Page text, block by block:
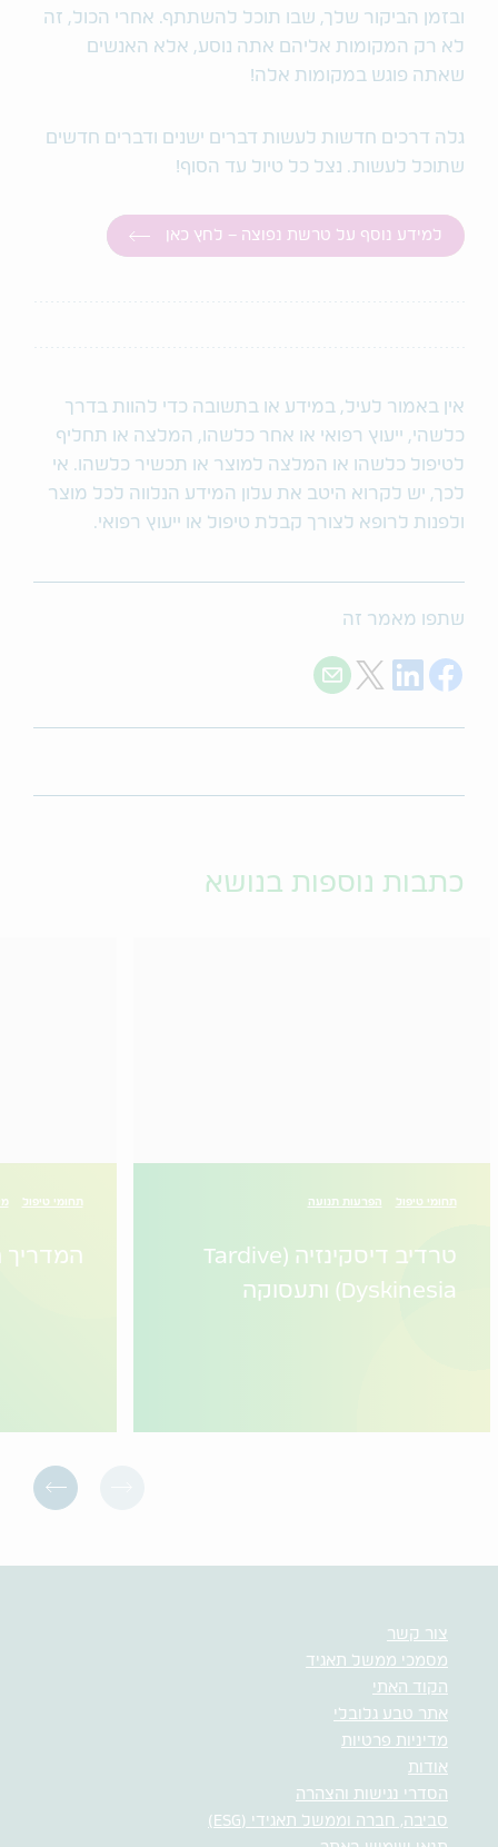
ובזמן הביקור שלך, שבו תוכל להשתתף. אחרי הכול, זה
לא רק המקומות אליהם אתה נוסע, אלא האנשים
שאתה פוגש במקומות אלה!
גלה דרכים חדשות לעשות דברים ישנים ודברים חדשים
שתוכל לעשות. נצל כל טיול עד הסוף!
למידע נוסף על טרשת נפוצה – לחץ כאן
אין באמור לעיל, במידע או בתשובה כדי להוות בדרך
כלשהי, ייעוץ רפואי או אחר כלשהו, המלצה או תחליף
לטיפול כלשהו או המלצה למוצר או תכשיר כלשהו. אי
לכך, יש לקרוא היטב את עלון המידע הנלווה לכל מוצר
ולפנות לרופא לצורך קבלת טיפול או ייעוץ רפואי.
שתפו מאמר זה
Share on Facebook
Share on LinkedIn
Share on Twitter
Share with E-mail
כתבות נוספות בנושא
תחומי טיפול הפרעות תנועה
טרדיב דיסקינזיה (Tardive
Dyskinesia) ותעסוקה
תחומי טיפול
המדריך
צור קשר
מסמכי ממשל תאגיד
הקוד האתי
אתר טבע גלובלי
מדיניות פרטיות
אודות
הסדרי נגישות והצהרה
סביבה, חברה וממשל תאגידי (ESG)